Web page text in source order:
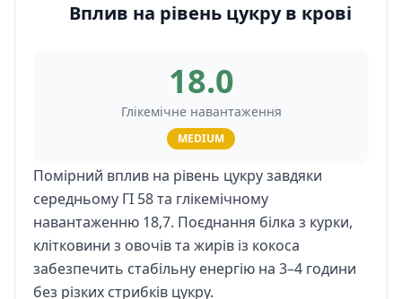
Вплив на рівень цукру в крові
18.0
Глікемічне навантаження
MEDIUM
Помірний вплив на рівень цукру завдяки
середньому ГІ 58 та глікемічному
навантаженню 18,7. Поєднання білка з курки,
клітковини з овочів та жирів із кокоса
забезпечить стабільну енергію на 3–4 години
без різких стрибків цукру.